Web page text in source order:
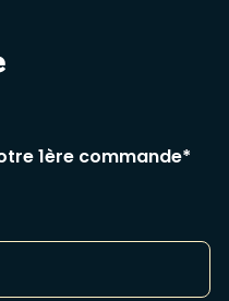
1ère commande*